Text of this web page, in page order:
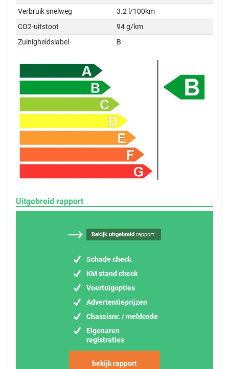
Verbruik snelweg
3.2 l/100km
CO2-uitstoot
94 g/km
Zuinigheidslabel
B
Uitgebreid rapport
Bekijk uitgebreidrapport:
Schade check
KM stand check
Voertuigopties
Advertentieprijzen
Chassisnr. / meldcode
Eigenaren
registraties
bekijk rapport